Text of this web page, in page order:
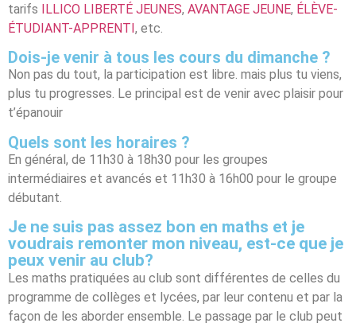
tarifs ILLICO LIBERTÉ JEUNES, AVANTAGE JEUNE, ÉLÈVE-
ÉTUDIANT-APPRENTI, etc.
Dois-je venir à tous les cours du dimanche ?
Non pas du tout, la participation est libre. mais plus tu viens,
plus tu progresses. Le principal est de venir avec plaisir pour
t’épanouir
Quels sont les horaires ?
En général, de 11h30 à 18h30 pour les groupes
intermédiaires et avancés et 11h30 à 16h00 pour le groupe
débutant.
Je ne suis pas assez bon en maths et je
voudrais remonter mon niveau, est-ce que je
peux venir au club?
Les maths pratiquées au club sont différentes de celles du
programme de collèges et lycées, par leur contenu et par la
façon de les aborder ensemble. Le passage par le club peut